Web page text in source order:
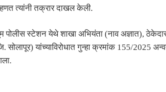
त्यांनी तक्रार दाखल केली.
पोलीस स्टेशन येथे शाखा अभियंता (नाव अज्ञात),
सोलापूर) यांच्याविरोधात गुन्हा क्रमांक 155/